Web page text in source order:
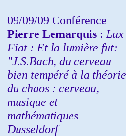
09/09/09 Conférence
Pierre Lemarquis : Lux
Fiat : Et la lumière fut:
"J.S.Bach, du cerveau
bien tempéré à la théorie
du chaos : cerveau,
musique et
mathématiques
Dusseldorf